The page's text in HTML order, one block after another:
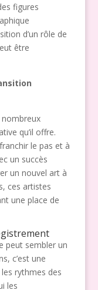
figures
d’un rôle de
être
qu’il offre.
le pas et à
un succès
un nouvel art à
ces artistes
une place de
peut sembler un
c’est une
rythmes des
les